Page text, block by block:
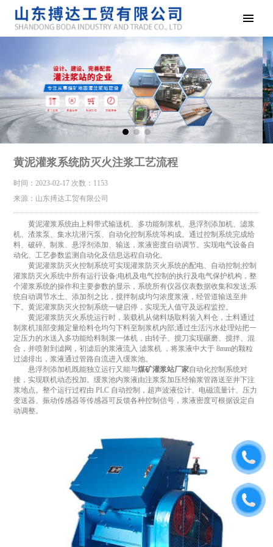
黄泥灌浆系统防灭火注浆工艺流程
时间：2023-02-17 次数：1153
来源：山东搏达工贸有限公司
黄泥灌浆系统由上料带式输送机、多功能制浆机、悬浮剂添加机、滤浆
机、渣浆泵、集水坑潜污泵、自动化控制系统等构成。通过控制系统完成给
料、破碎、制浆、悬浮剂添加、输送，浆液密度自动调节。实现电气设备自
动化、工艺参数监测自动化及信息远程自动化。
黄泥灌浆防灭火控制系统可实现灌浆防灭火系统的配电、自动控制;控制
灌浆防灭火系统中所有运行设备;电机及电气控制的执行及电气保护机构，整
个灌浆系统的操作和主要参数的显示，系统所有仪器仪表数据收集和发送;系
统自动调节水土、添加剂之比，搅拌制成均匀浓度浆液，经管道输送至井
下。黄泥灌浆防灭火控制系统一键启停，实现无人值守及远程监控。
黄泥灌浆防灭火系统运行时，装载机从储料场取料装入料仓，土料通过
制浆机顶部变频定量给料仓均匀下料至制浆机内部;通过生活污水处理站把一
定压力的水送入多功能给料制浆一体机，由转子、搅刀实现碾磨、搅拌、混
合，并喷射到滤网，初滤后的浆液流入 滤浆机 ，将浆液中大于 8mm的颗粒
过滤排出，浆液通过管路自流进入缓浆池。
悬浮剂添加机既能独立运行又能与煤矿灌浆站厂家自动化控制系统对
接，实现联机动态投加。缓浆池内浆液由注浆泵加压经输浆管路送至井下注
浆地点。整个运行过程由 PLC 自动控制，超声波液位计、电磁流量计、压力
变送器、振动传感器等传感器可反馈各种控制信号，浆液密度可根据设定自
动调整。